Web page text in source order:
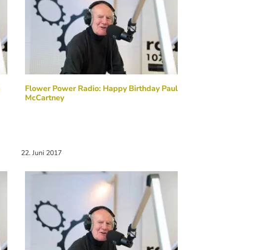
Flower Power Radio: Happy Birthday Paul
McCartney
22. Juni 2017